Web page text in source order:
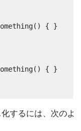
() {
}
() {
}
するには、次のよ